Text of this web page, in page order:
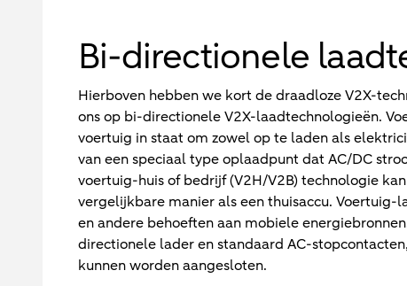
Bi-directionele
Hierboven hebben we kort de draadloze V2X-
ons op bi-directionele V2X-laadtechnologieën.
voertuig in staat om zowel op te laden als
van een speciaal type oplaadpunt dat AC/DC
voertuig-huis of bedrijf (V2H/V2B) technologie
vergelijkbare manier als een thuisaccu.
en andere behoeften aan mobiele
directionele lader en standaard AC-
kunnen worden aangesloten.